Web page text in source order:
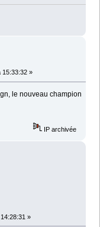
15:33:32 »
le nouveau champion
IP archivée
»